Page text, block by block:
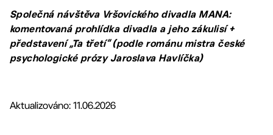
Společná návštěva Vršovického divadla MANA:
komentovaná prohlídka divadla a jeho zákulisí +
představení „Ta třetí“ (podle románu mistra české
psychologické prózy Jaroslava Havlíčka)
Aktualizováno: 11.06.2026